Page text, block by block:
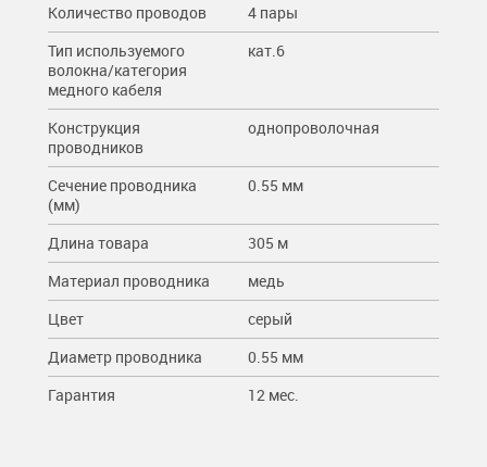
Количество проводов
4 пары
Тип используемого
волокна/категория
медного кабеля
кат.6
Конструкция
проводников
однопроволочная
Сечение проводника
(мм)
0.55 мм
Длина товара
305 м
Материал проводника
медь
Цвет
серый
Диаметр проводника
0.55 мм
Гарантия
12 мес.